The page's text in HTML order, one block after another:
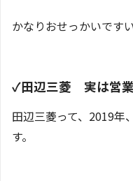
かなりおせっかいです
✓田辺三菱 実は営業
田辺三菱って、2019年
す。